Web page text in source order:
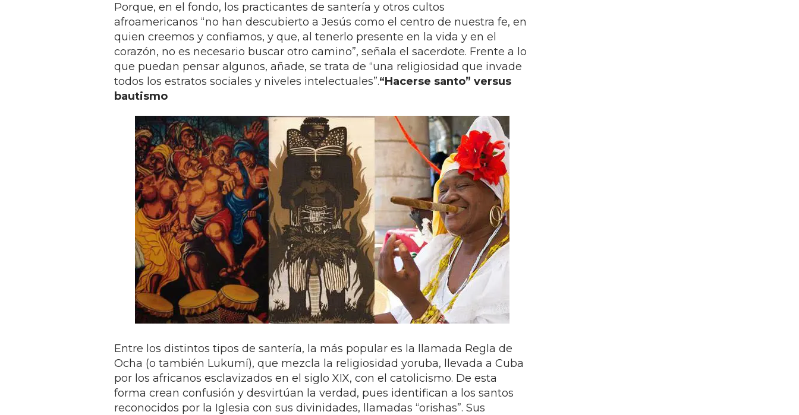
Porque, en el fondo, los practicantes de santería y otros cultos
afroamericanos “no han descubierto a Jesús como el centro de nuestra fe, en
quien creemos y confiamos, y que, al tenerlo presente en la vida y en el
corazón, no es necesario buscar otro camino”, señala el sacerdote. Frente a lo
que puedan pensar algunos, añade, se trata de “una religiosidad que invade
todos los estratos sociales y niveles intelectuales”.“Hacerse santo” versus
bautismo
Entre los distintos tipos de santería, la más popular es la llamada Regla de
Ocha (o también Lukumí), que mezcla la religiosidad yoruba, llevada a Cuba
por los africanos esclavizados en el siglo XIX, con el catolicismo. De esta
forma crean confusión y desvirtúan la verdad, pues identifican a los santos
reconocidos por la Iglesia con sus divinidades, llamadas “orishas”. Sus